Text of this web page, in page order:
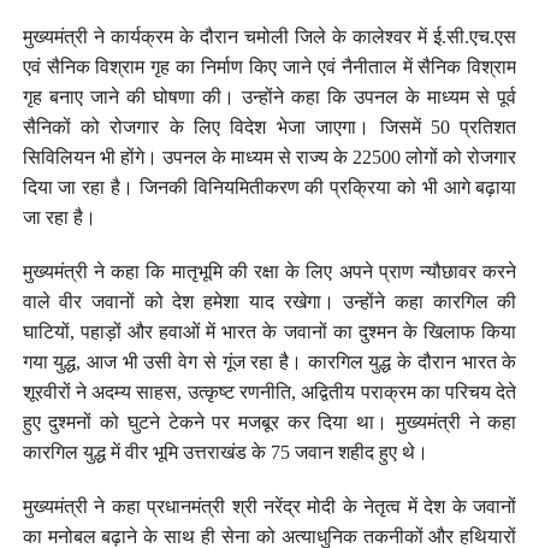
मुख्यमंत्री ने कार्यक्रम के दौरान चमोली जिले के कालेश्वर में ई.सी.एच.एस
एवं सैनिक विश्राम गृह का निर्माण किए जाने एवं नैनीताल में सैनिक विश्राम
गृह बनाए जाने की घोषणा की। उन्होंने कहा कि उपनल के माध्यम से पूर्व
सैनिकों को रोजगार के लिए विदेश भेजा जाएगा। जिसमें 50 प्रतिशत
सिविलियन भी होंगे। उपनल के माध्यम से राज्य के 22500 लोगों को रोजगार
दिया जा रहा है। जिनकी विनियमितीकरण की प्रक्रिया को भी आगे बढ़ाया
जा रहा है।
मुख्यमंत्री ने कहा कि मातृभूमि की रक्षा के लिए अपने प्राण न्यौछावर करने
वाले वीर जवानों को देश हमेशा याद रखेगा। उन्होंने कहा कारगिल की
घाटियों, पहाड़ों और हवाओं में भारत के जवानों का दुश्मन के खिलाफ किया
गया युद्ध, आज भी उसी वेग से गूंज रहा है। कारगिल युद्ध के दौरान भारत के
शूरवीरों ने अदम्य साहस, उत्कृष्ट रणनीति, अद्वितीय पराक्रम का परिचय देते
हुए दुश्मनों को घुटने टेकने पर मजबूर कर दिया था। मुख्यमंत्री ने कहा
कारगिल युद्ध में वीर भूमि उत्तराखंड के 75 जवान शहीद हुए थे।
मुख्यमंत्री ने कहा प्रधानमंत्री श्री नरेंद्र मोदी के नेतृत्व में देश के जवानों
का मनोबल बढ़ाने के साथ ही सेना को अत्याधुनिक तकनीकों और हथियारों